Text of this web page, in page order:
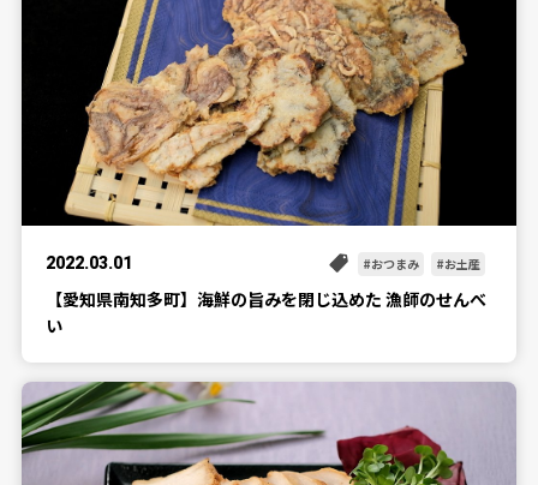
2022.03.01 おつまみ お土産
【愛知県南知多町】海鮮の旨みを閉じ込めた 漁師のせんべ
い